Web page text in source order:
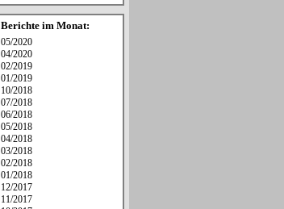
Berichte im Monat:
05/2020
04/2020
02/2019
01/2019
10/2018
07/2018
06/2018
05/2018
04/2018
03/2018
02/2018
01/2018
12/2017
11/2017